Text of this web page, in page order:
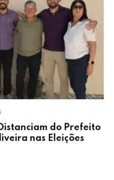
do Prefeito
nas Eleições